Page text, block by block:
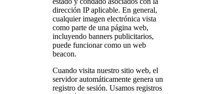
dirección IP aplicable. En general,
cualquier imagen electrónica vista
como parte de una página web,
incluyendo banners publicitarios,
puede funcionar como un web
beacon.
Cuando visita nuestro sitio web, el
servidor automáticamente genera un
registro de sesión. Usamos registros